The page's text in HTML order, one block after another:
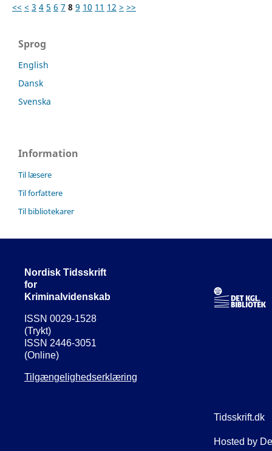
<< < 3 4 5 6 7 8 9 10 11 12 > >>
Sprog
English
Dansk
Svenska
Information
Til læsere
Til forfattere
Til bibliotekarer
Nordisk Tidsskrift
for
Kriminalvidenskab
ISSN 0029-1528
(Trykt)
ISSN 2446-3051
(Online)
Tilgængelighedserklæring